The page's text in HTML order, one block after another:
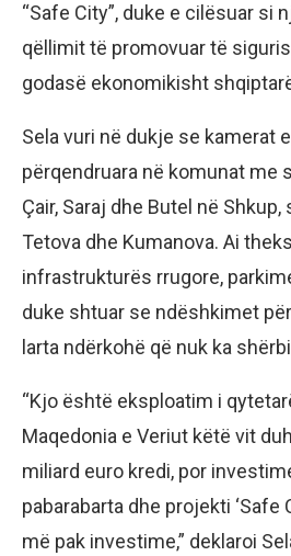
“Safe City”, duke e cilësuar si
qëllimit të promovuar të
godasë ekonomikisht
Sela vuri në dukje se kamerat
përqendruara në komunat me
Çair, Saraj dhe Butel në
Tetova dhe Kumanova. Ai
infrastrukturës rrugore,
duke shtuar se ndëshkimet
larta ndërkohë që nuk ka
“Kjo është eksploatim i
Maqedonia e Veriut këtë vit
miliard euro kredi, por
pabarabarta dhe projekti ‘Safe
më pak investime,” deklaroi